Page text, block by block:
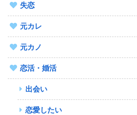
失恋
元カレ
元カノ
恋活・婚活
出会い
恋愛したい